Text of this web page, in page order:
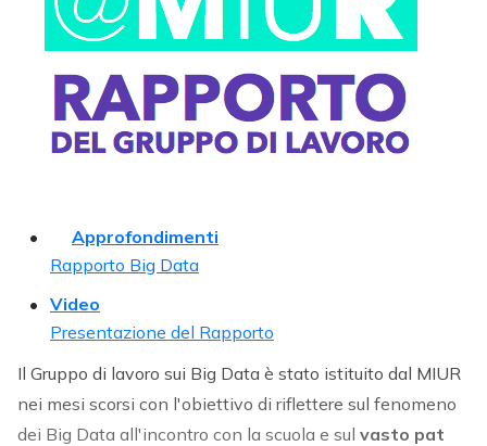
Approfondimenti
Rapporto Big Data
Video
Presentazione del Rapporto
Il Gruppo di lavoro sui Big Data è stato istituito dal MIUR
nei mesi scorsi con l'obiettivo di riflettere sul fenomeno
dei Big Data all'incontro con la scuola e sul vasto pat